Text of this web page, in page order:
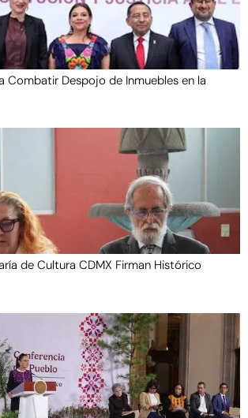
Combatir Despojo de Inmuebles en la
de Cultura CDMX Firman Histórico